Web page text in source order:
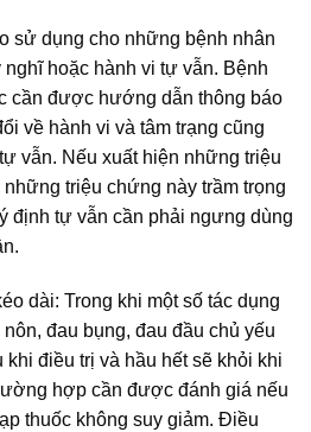
sử dụng cho những bệnh nhân
hoặc hành vi tự vẫn. Bệnh
cần được hướng dẫn thông báo
về hành vi và tâm trạng cũng
vẫn. Nếu xuất hiện những triệu
triệu chứng này trầm trọng
định tự vẫn cần phải ngưng dùng
dài: Trong khi một số tác dụng
đau bụng, đau đầu chủ yếu
khi điều trị và hầu hết sẽ khỏi khi
hợp cần được đánh giá nếu
thuốc không suy giảm. Điều